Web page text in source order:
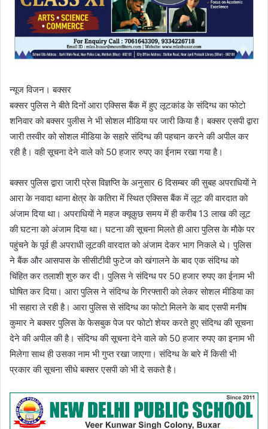
न्यूज विजन। बक्सर
बक्सर पुलिस ने बीते दिनों आरा एक्सिस बैंक में हुए लूटकांड के संदिग्ध का फाेटाे
शनिवार काे बक्सर पुलीस ने भी साेशल मीडिया पर जारी किया है। बक्सर एसपी द्वारा
जारी तस्वीर को साेशल मीडिया के सहारे संदिग्ध की पहचान करने की अपील कर
रही है। वही सूचना देने वाले को 50 हजार रुपए का ईनाम रखा गया है।
बक्सर पुलिस द्वारा जारी प्रेस विज्ञप्ति के अनुसार 6 दिसम्बर की सुबह अपराधियाें ने
आरा के नवादा थाना क्षेत्र के कतिरा में स्थित एक्सिस बैंक में लूट की वारदात काे
अंजाम दिया था। अपराधियाें ने महज क्यूकुछ समय में ही करीब 13 लाख की लूट
की घटना काे अंजाम दिया था। घटना की सूचना मिलते ही आरा पुलिस के माैके पर
पहुंचने के पूर्व ही अपराधी लूटकी वारदात काे अंजाम देकर भाग निकले थे। पुलिस
ने बैंक और आसपास के सीसीटीवी फुटेज काे खंगालने के बाद एक संदिग्ध काे
चिंहित कर तलाशी शुरु कर दी। पुलिस ने संदिग्ध पर 50 हजार रुपए का ईनाम भी
घाेषित कर दिया। आरा पुलिस ने संदिग्ध के गिरफ्तारी काे लेकर साेशल मीडिया का
भी सहारा ले रही है। आरा पुलिस से संदिग्ध का फाेटाे मिलने के बाद एसपी मनीष
कुमार ने बक्सर पुलिस के फेसबुक पेज पर फाेटाे शेयर करते हुए संदिग्ध की सूचना
देने की अपील की है। संदिग्ध की सूचना देने वाले काे 50 हजार रुपए का इनाम भी
मिलेगा साथ ही उसका नाम भी गुप्त रखा जाएगा। संदिग्ध के बारे में किसी भी
प्रकार की सूचना सीधे बक्सर एसपी काे भी दे सकते है।